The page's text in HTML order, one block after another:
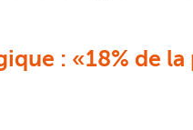
: «18% de